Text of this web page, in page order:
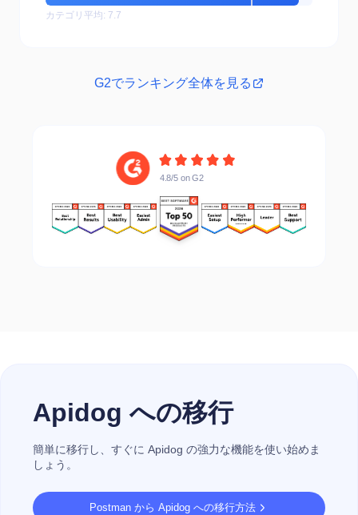
カテゴリ平均: 7.7
G2でランキング全体を見る
4.8/5 on G2
Apidog への移行
簡単に移行し、すぐに Apidog の強力な機能を使い始めま
しょう。
Postman から Apidog への移行方法